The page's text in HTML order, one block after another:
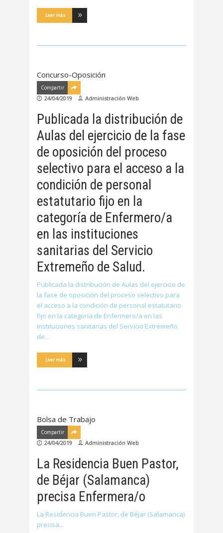
Leer más
Concurso-Oposición
Compartir
24/04/2019 Administración Web
Publicada la distribución de
Aulas del ejercicio de la fase
de oposición del proceso
selectivo para el acceso a la
condición de personal
estatutario fijo en la
categoría de Enfermero/a
en las instituciones
sanitarias del Servicio
Extremeño de Salud.
Publicada la distribución de Aulas del ejercicio de
la fase de oposición del proceso selectivo para
el acceso a la condición de personal estatutario
fijo en la categoría de Enfermero/a en las
instituciones sanitarias del Servicio Extremeño
de
Leer más
Bolsa de Trabajo
Compartir
24/04/2019 Administración Web
La Residencia Buen Pastor,
de Béjar (Salamanca)
precisa Enfermera/o
La Residencia Buen Pastor, de Béjar (Salamanca)
precisa